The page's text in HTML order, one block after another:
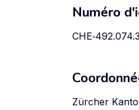
Numéro
Zürcher